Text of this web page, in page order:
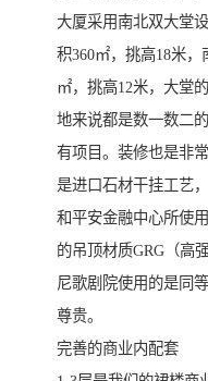
大厦采用南北双大堂
积360㎡，挑高18米
㎡，挑高12米，大堂
地来说都是数一数二
有项目。装修也是非
是进口石材干挂工艺
和平安金融中心所使
的吊顶材质GRG（高
尼歌剧院使用的是同
尊贵。
完善的商业内配套